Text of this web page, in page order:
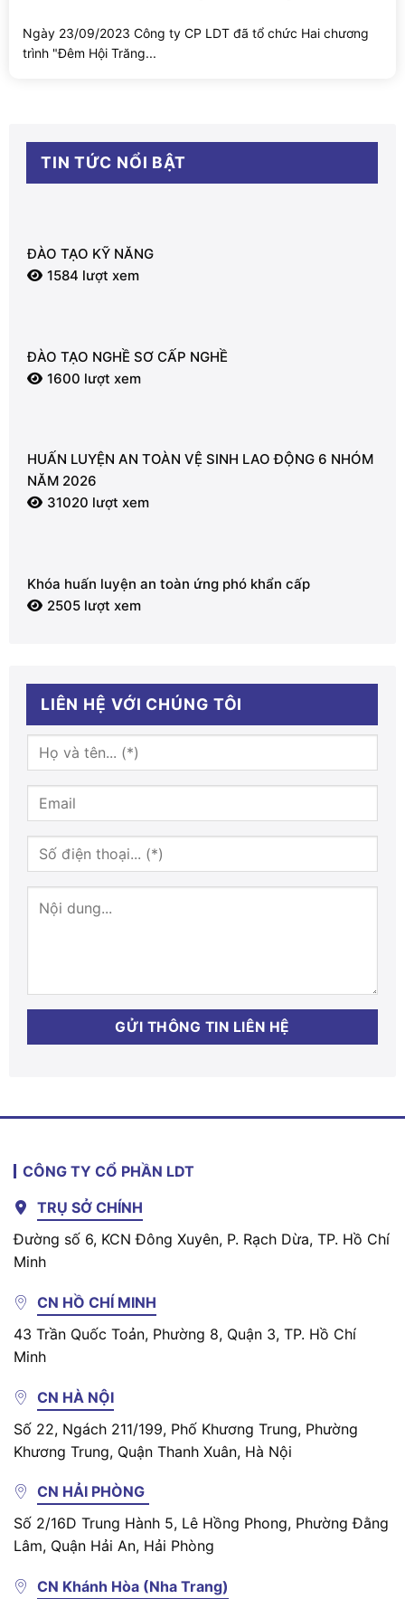
Ngày 23/09/2023 Công ty CP LDT đã tổ chức Hai chương
trình "Đêm Hội Trăng...
TIN TỨC NỔI BẬT
ĐÀO TẠO KỸ NĂNG
1584 lượt xem
ĐÀO TẠO NGHỀ SƠ CẤP NGHỀ
1600 lượt xem
HUẤN LUYỆN AN TOÀN VỆ SINH LAO ĐỘNG 6 NHÓM
NĂM 2026
31020 lượt xem
Khóa huấn luyện an toàn ứng phó khẩn cấp
2505 lượt xem
LIÊN HỆ VỚI CHÚNG TÔI
CÔNG TY CỔ PHẦN LDT
TRỤ SỞ CHÍNH
Đường số 6, KCN Đông Xuyên, P. Rạch Dừa, TP. Hồ Chí
Minh
CN HỒ CHÍ MINH
43 Trần Quốc Toản, Phường 8, Quận 3, TP. Hồ Chí
Minh
CN HÀ NỘI
Số 22, Ngách 211/199, Phố Khương Trung, Phường
Khương Trung, Quận Thanh Xuân, Hà Nội
CN HẢI PHÒNG
Số 2/16D Trung Hành 5, Lê Hồng Phong, Phường Đằng
Lâm, Quận Hải An, Hải Phòng
CN Khánh Hòa (Nha Trang)